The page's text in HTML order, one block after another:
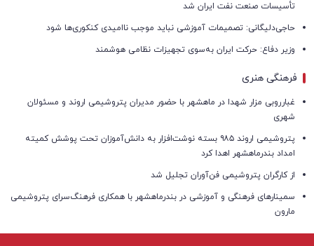
تأسیسات صنعت نفت ایران شد
حاجی‌دلیگانی: تصمیمات آموزشی نباید موجب ناامیدی کنکوری‌ها شود
وزیر دفاع: حرکت ایران به‌سوی تجهیزات نظامی هوشمند
فرهنگی هنری
غبارروبی مزار شهدا در ماهشهر با حضور مدیران پتروشیمی اروند و مسئولان
شهری
پتروشیمی اروند ۹۸۵ بسته نوشت‌افزار به دانش‌آموزان تحت پوشش کمیته
امداد بندرماهشهر اهدا کرد
از کارگران پتروشیمی فن‌آوران تجلیل شد
سمینارهای فرهنگی و آموزشی در بندرماهشهر با همکاری فرهنگ‌سرای پتروشیمی
مارون